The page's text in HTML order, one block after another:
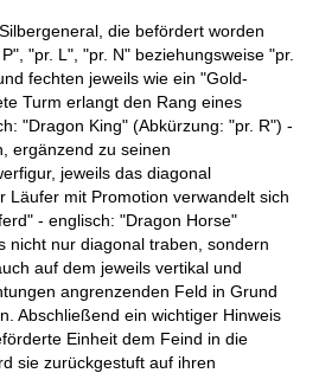
die befördert worden
"pr. L", "pr. N" beziehungsweise "pr.
fechten jeweils wie ein "Gold-
Turm erlangt den Rang eines
"Dragon King" (Abkürzung: "pr. R") -
ergänzend zu seinen
jeweils das diagonal
Läufer mit Promotion verwandelt sich
- englisch: "Dragon Horse"
nicht nur diagonal traben, sondern
auf dem jeweils vertikal und
angrenzenden Feld in Grund
Abschließend ein wichtiger Hinweis
Einheit dem Feind in die
sie zurückgestuft auf ihren